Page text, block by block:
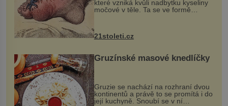
které vzniká kvůli nadbytku kyseliny
močové v těle. Ta se ve formě
nohou, a způsobuje bole...
21stoleti.cz
Gruzínské masové knedlíčky
Gruzie se nachází na rozhraní dvou
kontinentů a právě to se promítá i do
její kuchyně. Snoubí se v ní